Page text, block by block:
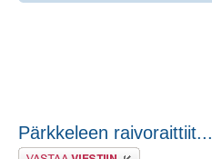
Pärkkeleen raivoraittiit...
Lähetä vastaus